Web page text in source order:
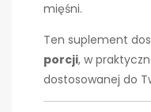
mięśni.
Ten suplement
porcji, w
dostosowanej do